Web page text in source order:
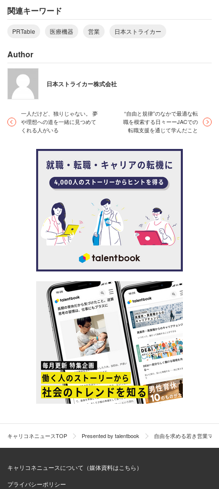
「大学は偏差値の高いところに行くことができればいいだ
ろうと、フィーリングで法学部を選んだ」と振り返る濵田
ですが、その後の就職活動では「働き方」に対する強いこ
だわりを持ち、就職活動を行ったと話します。何よりも重
視していたのは、自由度の高さ。自分が働きやすいと思え
る環境を考え、仕事をする上で「自由さ」は必要な要素で
きを自分で考えて行動できるということ。無駄なこ
とが大嫌いで、単に会社の言いなりになる歯車のよ
うな働き方はしたくなかったので、より効率的な働
き方を叶えられる企業に行きたいと考えていまし
業界研究を進めるうち、ものづくりに興味を持った濱田
は、メーカーに絞って就活をすることにしました。日系・
外資系を問わず、あらゆる製品を扱うメーカーをチェック
したなかで、効率的な働き方を実現できそうな外資系メー
カーに巡り合います。それが、日本ストライカーだったの
就活中も入社後も、グングン引き込まれた日
本ストライカーの魅力
関連キーワード
PRTable 医療機器 営業 日本ストライカー
Author
日本ストライカー株式会社
一人だけど、独りじゃない。 夢
や理想への道を一緒に見つめて
くれる人がいる
“自由と規律”のなかで最適な転
職を模索する日々ーーJACでの
転職支援を通じて学んだこと
キャリコネニュースTOP Presented by talentbook 自由を求める若き営業マ
キャリコネニュースについて（媒体資料はこちら）
プライバシーポリシー